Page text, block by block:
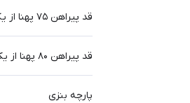
قد پیراهن ۷۵ پهنا از یکطرف ۳۸ سانت
قد پیراهن ۸۰ پهنا از یکطرف ۴۲ سانت
پارچه بنزی